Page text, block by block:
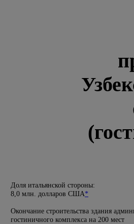
Доля итальянской стороны:
8,0 млн. долларов США*
Окончание строительства здания
гостиничного комплекса на 200 мест